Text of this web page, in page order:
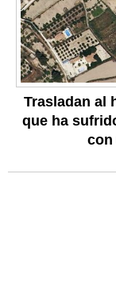
Trasladan al
que ha
con